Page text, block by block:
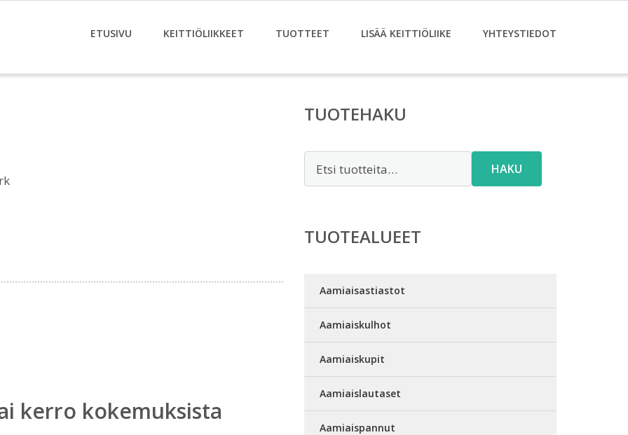
ETUSIVU KEITTIÖLIIKKEET TUOTTEET LISÄÄ KEITTIÖLIIKE YHTEYSTIEDOT
kerro kokemuksista
TUOTEHAKU
HAKU
TUOTEALUEET
Aamiaisastiastot
Aamiaiskulhot
Aamiaiskupit
Aamiaislautaset
Aamiaispannut